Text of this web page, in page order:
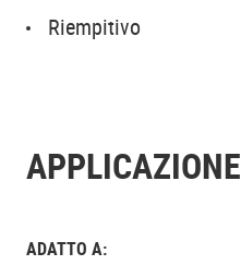
Riempitivo
APPLICAZIONE
ADATTO A: